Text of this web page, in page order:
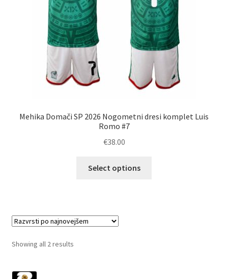
izdelka
Mehika Domači SP 2026 Nogometni dresi komplet Luis
Romo #7
€38.00
Select options
Showing all 2 resultsSorted